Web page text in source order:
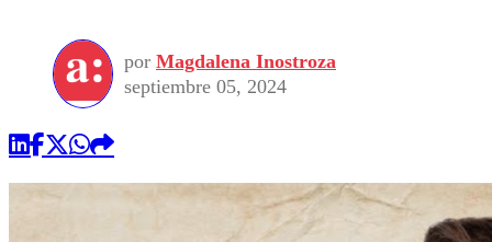
Seleccion Chilena
Torneo Internacional
Universidad de Chile
Economía
Internacional
Sustentabilidad
Publicaciones en medios
Opinión
por Magdalena Inostroza
septiembre 05, 2024